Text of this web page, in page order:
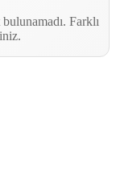
Farklı